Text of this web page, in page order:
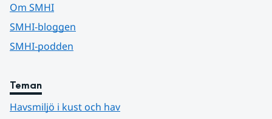
Om SMHI
SMHI-bloggen
SMHI-podden
Teman
Havsmiljö i kust och hav